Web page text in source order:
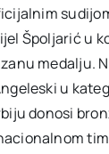
Špoljarić u
medalju.
u
donosi